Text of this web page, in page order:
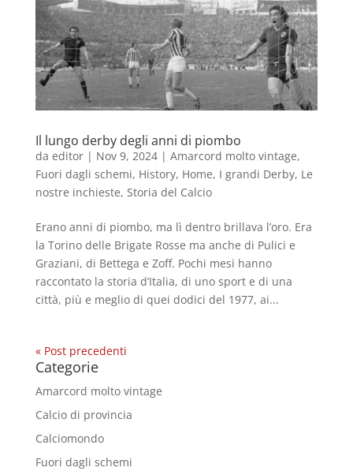
Il lungo derby degli anni di piombo
da editor| Nov 9, 2024| Amarcord molto vintage,
Fuori dagli schemi, History, Home, I grandi Derby, Le
nostre inchieste, Storia del Calcio
Erano anni di piombo, ma lì dentro brillava l’oro. Era
la Torino delle Brigate Rosse ma anche di Pulici e
Graziani, di Bettega e Zoff. Pochi mesi hanno
raccontato la storia d’Italia, di uno sport e di una
città, più e meglio di quei dodici del 1977, ai...
« Post precedenti
Categorie
Amarcord molto vintage
Calcio di provincia
Calciomondo
Fuori dagli schemi